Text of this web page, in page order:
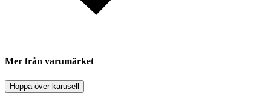
Mer från varumärket
Hoppa över karusell